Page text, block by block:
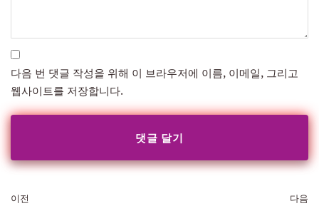
다음 번 댓글 작성을 위해 이 브라우저에 이름, 이메일, 그리고
웹사이트를 저장합니다.
이전 다음